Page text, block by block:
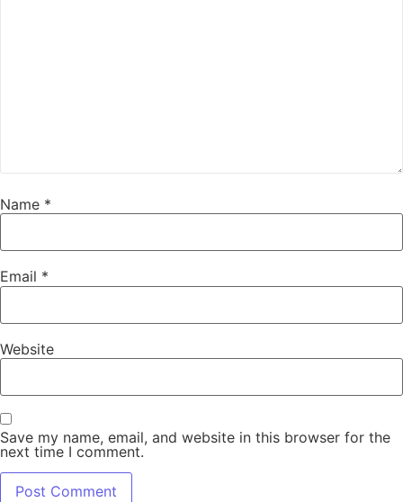
Name *
Email *
Website
Save my name, email, and website in this browser for the
next time I comment.